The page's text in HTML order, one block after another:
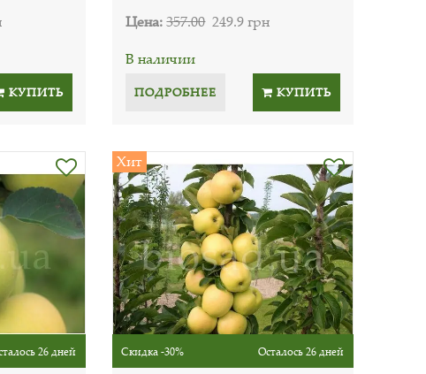
КУПИТЬ
Цена:357.00 249.9 грн
В наличии
ПОДРОБНЕЕ КУПИТЬ
26 дней
Хит
Скидка -30% Осталось 26 дней